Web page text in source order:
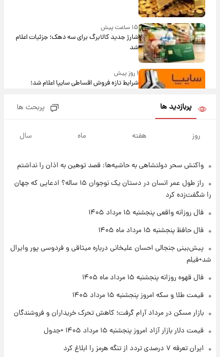
۱۵ ساعت پیش
شارژ جدید کالابرگ برای سه دهک؛ جزئیات اعلام
شد
۱ روز پیش
شرایط تازه فروش اقساطی سایپا اعلام شد؛
قیمت سکه و طلا فردا
۲۰ ساعت پیش
۲۱ ساعت پیش
ارزش سهام عدالت برای امروز چهارشنبه ۱۴ مرداد
۱ روز پیش
پربازدید ها پربحث ها
روز هفته ماه سال
واکنش سحر دولتشاهی به حاشیه‌ها: قصد توهین به اذان را نداشتم
راز طول عمر انسان در دستان یک نوجوان ۱۵ ساله؟ ادعایی که جهان
را شگفت‌زده کرد
فال روزانه واقعی پنجشنبه ۱۵ مرداد ۱۴۰۵
فال حافظ پنجشنبه ۱۵ مرداد ماه ۱۴۰۵
پیش‌بینی جنجالی احسان علیخانی درباره میثاقی و فردوسی پور وایرال
شد+فیلم
فال قهوه روزانه پنجشنبه ۱۵ مرداد ماه ۱۴۰۵
قیمت طلا و سکه امروز پنجشنبه ۱۵ مرداد ۱۴۰۵
بازار مسکن در مرداد آرام گرفت؛ کاهش تحرک خریداران و فروشندگان
قیمت دلار بازار آزاد امروز پنجشنبه ۱۵ مرداد ۱۴۰۵ +جدول
ایران تعرفه ۷ درصدی تردد از تنگه هرمز را ابلاغ کرد